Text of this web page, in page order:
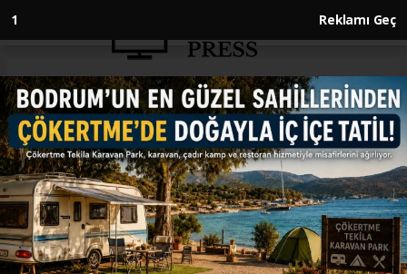
Anasayfa EKONOMİ
Türkiye'nin ilk milli hızlı
treninin gelecek yıl raylara
inmesi hedefleniyor
EKONOMİ
05.11.2025 - 15:21, Güncelleme: 05.11.2025 - 15:21